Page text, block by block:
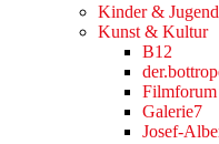
Kinder & Jugend
Kunst & Kultur
B12
Filmforum
Galerie7
Josef-